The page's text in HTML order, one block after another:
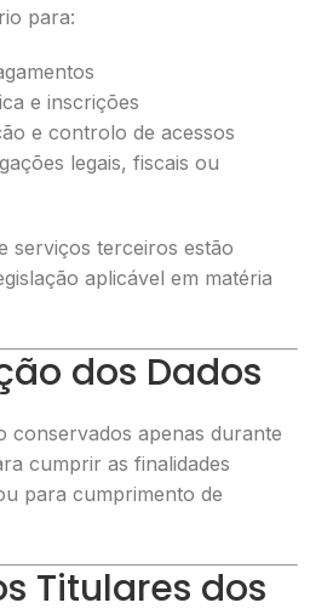
para:
e inscrições
e controlo de acessos
legais, fiscais ou
serviços terceiros estão
aplicável em matéria
dos Dados
conservados apenas durante
cumprir as finalidades
para cumprimento de
Titulares dos